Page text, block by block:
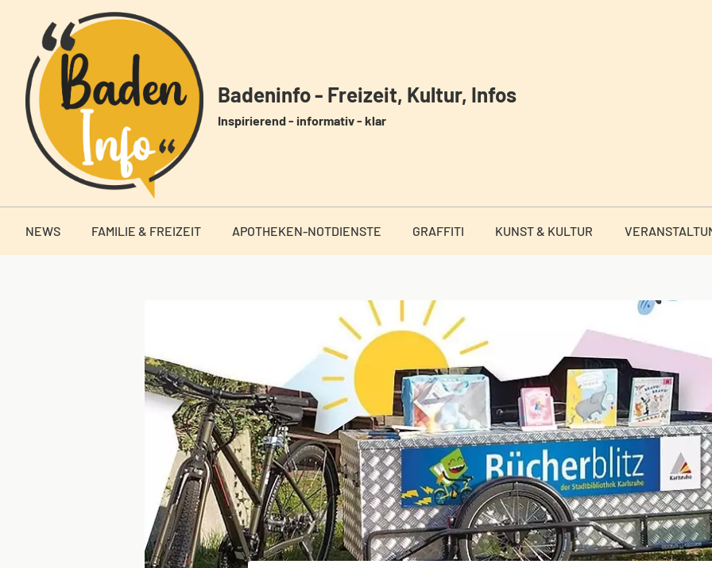
springen
Badeninfo - Freizeit, Kultur, Infos
Inspirierend - informativ - klar
NEWS FAMILIE & FREIZEIT APOTHEKEN-NOTDIENSTE GRAFFITI KUNST & KULTUR